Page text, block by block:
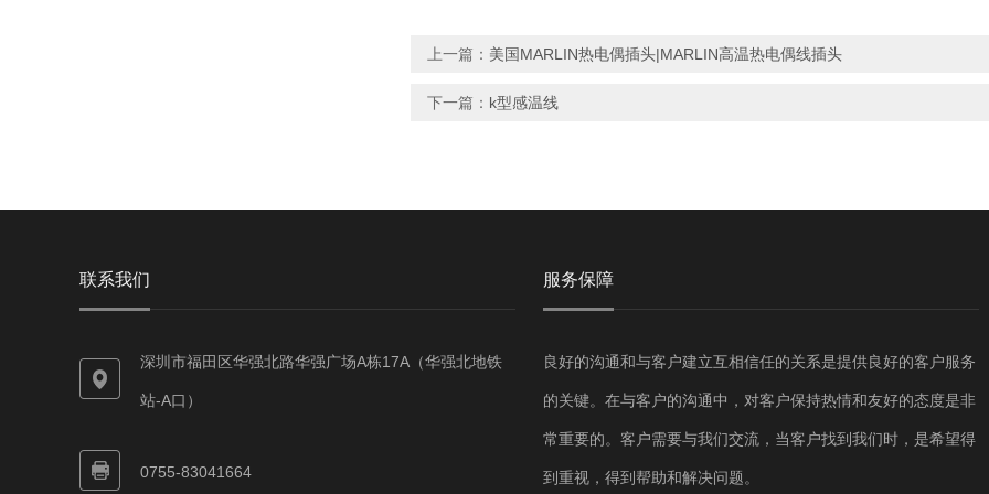
上一篇： 美国MARLIN热电偶插头|MARLIN高温热电偶线插头
下一篇： k型感温线
联系我们
深圳市福田区华强北路华强广场A栋17A（华强北地铁
站-A口）
0755-83041664
服务保障
良好的沟通和与客户建立互相信任的关系是提供良好的客户服务
的关键。在与客户的沟通中，对客户保持热情和友好的态度是非
常重要的。客户需要与我们交流，当客户找到我们时，是希望得
到重视，得到帮助和解决问题。